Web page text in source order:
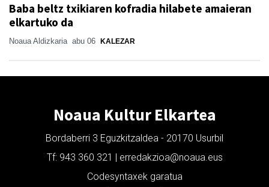
Baba beltz txikiaren kofradia hilabete amaieran
elkartuko da
Noaua Aldizkaria abu 06 KALEZAR
Noaua Kultur Elkartea
Bordaberri 3 Eguzkitzaldea - 20170 Usurbil
Tf: 943 360 321 | erredakzioa@noaua.eus
Codesyntaxek garatua